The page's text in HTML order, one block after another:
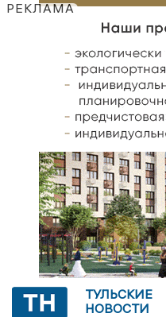
РЕКЛАМА
ТУЛЬСКИЕ
НОВОСТИ